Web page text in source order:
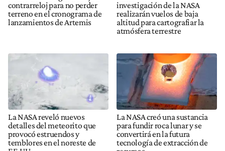
contrarreloj para no perder
terreno en el cronograma de
lanzamientos de Artemis
investigación de la NASA
realizarán vuelos de baja
altitud para cartografiar la
atmósfera terrestre
La NASA reveló nuevos
detalles del meteorito que
provocó estruendos y
temblores en el noreste de
La NASA creó una sustancia
para fundir roca lunar y se
convertirá en la futura
tecnología de extracción de